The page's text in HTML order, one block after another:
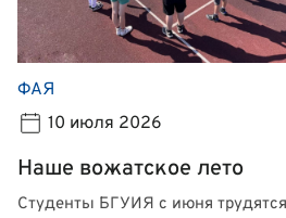
ФАЯ
10 июля 2026
Наше вожатское лето
Студенты БГУИЯ с июня